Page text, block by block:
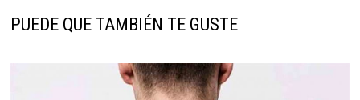
PUEDE QUE TAMBIÉN TE GUSTE